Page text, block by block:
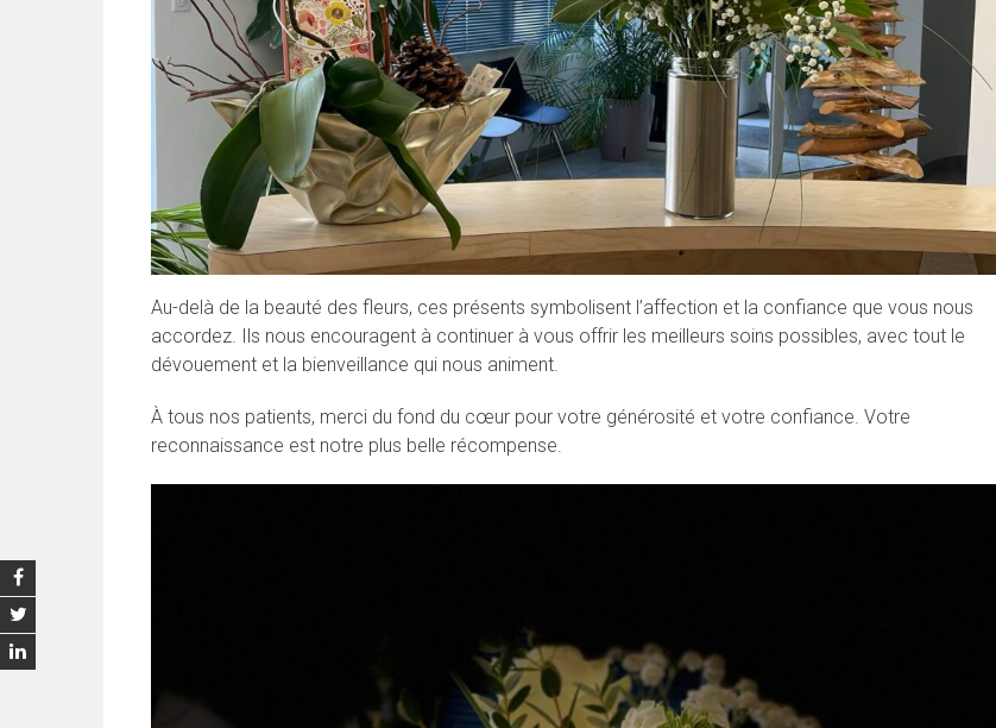
Au-delà de la beauté des fleurs, ces présents symbolisent l’affection et la confiance que vous nous
accordez. Ils nous encouragent à continuer à vous offrir les meilleurs soins possibles, avec tout le
dévouement et la bienveillance qui nous animent.
À tous nos patients, merci du fond du cœur pour votre générosité et votre confiance. Votre
reconnaissance est notre plus belle récompense.